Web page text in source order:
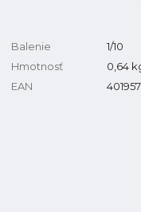
Balenie
1/10
Hmotnosť
0,64
EAN